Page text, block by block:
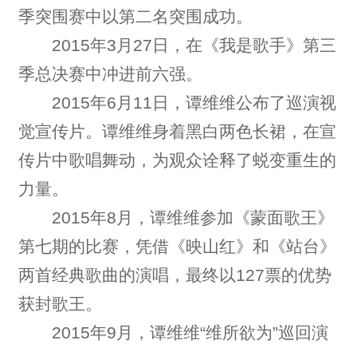
季突围赛中以第二名突围成功。
2015年3月27日，在《我是歌手》第三
季总决赛中冲进前六强。
2015年6月11日，谭维维公布了巡演视
觉宣传片。谭维维身着黑白两色长裙，在宣
传片中歌唱舞动，为观众诠释了蜕变重生的
力量。
2015年8月，谭维维参加《蒙面歌王》
第七期的比赛，凭借《映山红》和《站台》
两首经典歌曲的演唱，最终以127票的优势
获封歌王。
2015年9月，谭维维“维所欲为”巡回演